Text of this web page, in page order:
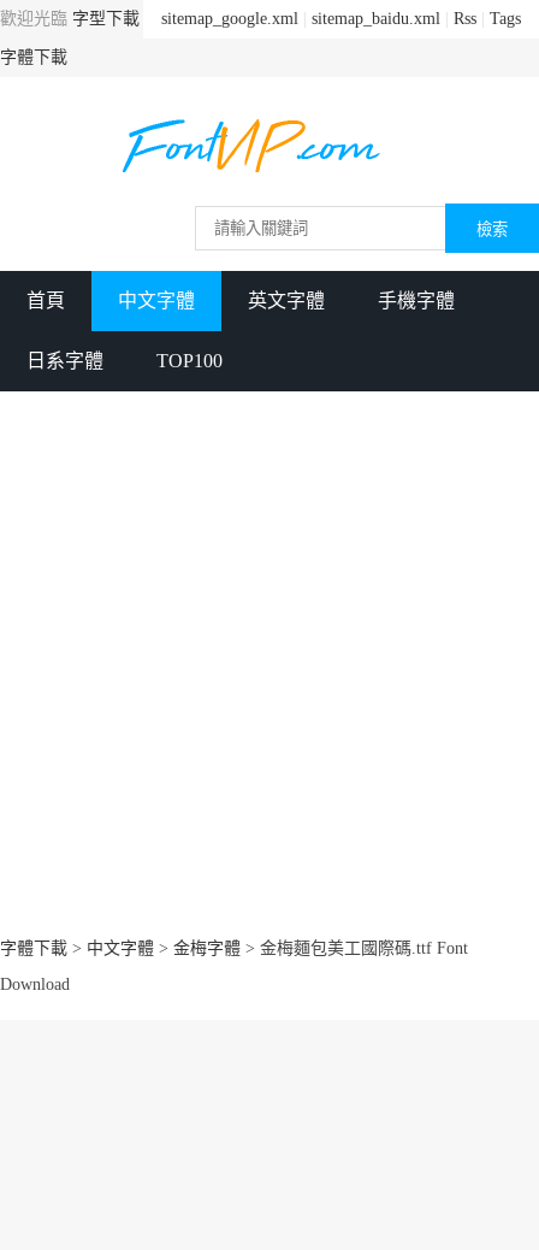
sitemap_google.xml sitemap_baidu.xml Rss Tags
歡迎光臨 字型下載
字體下載
首頁 中文字體 英文字體 手機字體
日系字體 TOP100
字體下載 > 中文字體 > 金梅字體 > 金梅麵包美工國際碼.ttf Font
Download